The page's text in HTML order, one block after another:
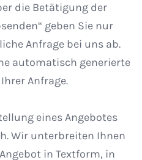
die Betätigung der
geben Sie nur
Anfrage bei uns ab.
automatisch generierte
Anfrage.
eines Angebotes
Wir unterbreiten Ihnen
in Textform, in